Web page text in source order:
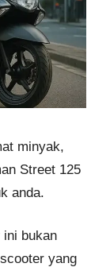
minyak,
Street 125
anda.
ini bukan
yang